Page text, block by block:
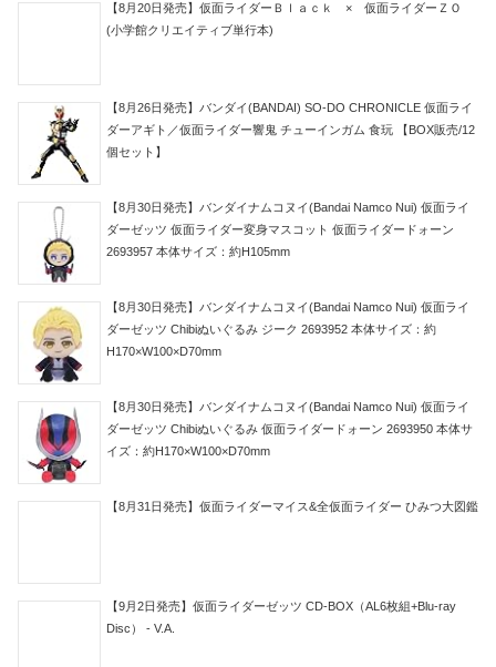
【8月20日発売】仮面ライダーＢｌａｃｋ × 仮面ライダーＺＯ
(小学館クリエイティブ単行本)
【8月26日発売】バンダイ(BANDAI) SO-DO CHRONICLE 仮面ライ
ダーアギト／仮面ライダー響鬼 チューインガム 食玩 【BOX販売/12
個セット】
【8月30日発売】バンダイナムコヌイ(Bandai Namco Nui) 仮面ライ
ダーゼッツ 仮面ライダー変身マスコット 仮面ライダードォーン
2693957 本体サイズ：約H105mm
【8月30日発売】バンダイナムコヌイ(Bandai Namco Nui) 仮面ライ
ダーゼッツ Chibiぬいぐるみ ジーク 2693952 本体サイズ：約
H170×W100×D70mm
【8月30日発売】バンダイナムコヌイ(Bandai Namco Nui) 仮面ライ
ダーゼッツ Chibiぬいぐるみ 仮面ライダードォーン 2693950 本体サ
イズ：約H170×W100×D70mm
【8月31日発売】仮面ライダーマイス&全仮面ライダー ひみつ大図鑑
【9月2日発売】仮面ライダーゼッツ CD-BOX（AL6枚組+Blu-ray
Disc） - V.A.